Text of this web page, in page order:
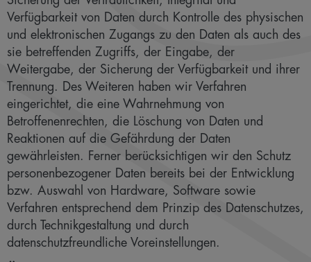
Verfügbarkeit von Daten durch Kontrolle des physischen
und elektronischen Zugangs zu den Daten als auch des
sie betreffenden Zugriffs, der Eingabe, der
Weitergabe, der Sicherung der Verfügbarkeit und ihrer
Trennung. Des Weiteren haben wir Verfahren
eingerichtet, die eine Wahrnehmung von
Betroffenenrechten, die Löschung von Daten und
Reaktionen auf die Gefährdung der Daten
gewährleisten. Ferner berücksichtigen wir den Schutz
personenbezogener Daten bereits bei der Entwicklung
bzw. Auswahl von Hardware, Software sowie
Verfahren entsprechend dem Prinzip des Datenschutzes,
durch Technikgestaltung und durch
datenschutzfreundliche Voreinstellungen.